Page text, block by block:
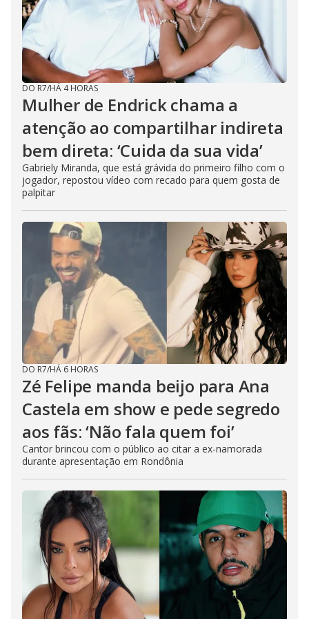
DO R7/HÁ 4 HORAS
Mulher de Endrick chama a
atenção ao compartilhar indireta
bem direta: ‘Cuida da sua vida’
Gabriely Miranda, que está grávida do primeiro filho com o
jogador, repostou vídeo com recado para quem gosta de
palpitar
DO R7/HÁ 6 HORAS
Zé Felipe manda beijo para Ana
Castela em show e pede segredo
aos fãs: ‘Não fala quem foi’
Cantor brincou com o público ao citar a ex-namorada
durante apresentação em Rondônia